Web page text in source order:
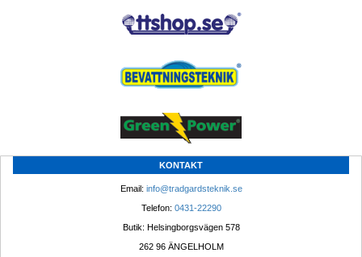
KONTAKT
Email: info@tradgardsteknik.se
Telefon: 0431-22290
Butik: Helsingborgsvägen 578
262 96 ÄNGELHOLM